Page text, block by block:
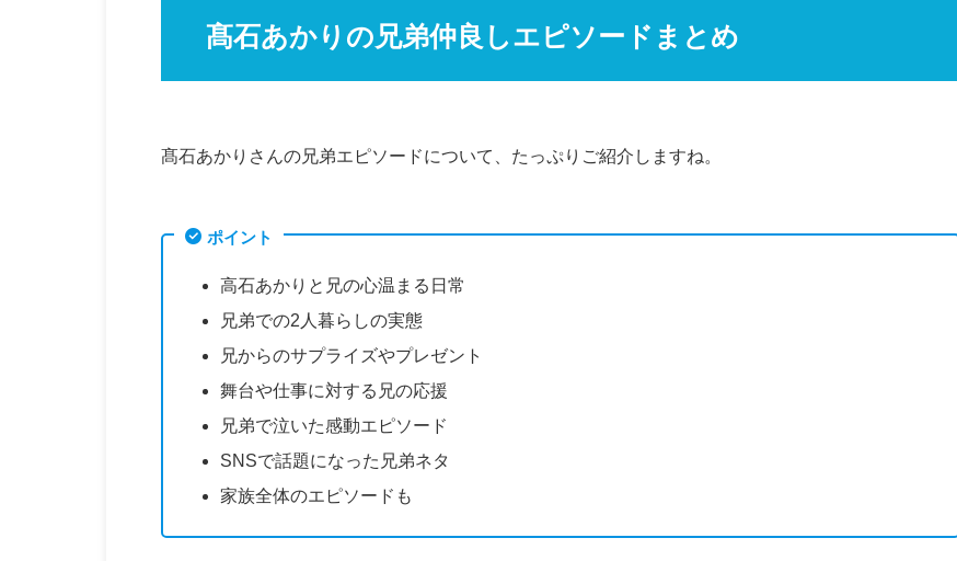
髙石あかりの兄弟仲良しエピソードまとめ
髙石あかりさんの兄弟エピソードについて、たっぷりご紹介しますね。
ポイント
高石あかりと兄の心温まる日常
兄弟での2人暮らしの実態
兄からのサプライズやプレゼント
舞台や仕事に対する兄の応援
兄弟で泣いた感動エピソード
SNSで話題になった兄弟ネタ
家族全体のエピソードも